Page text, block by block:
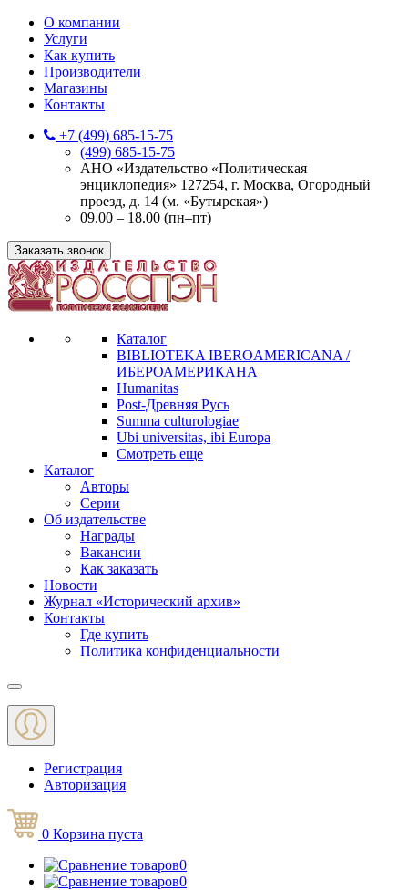
О компании
Услуги
Как купить
Производители
Магазины
Контакты
+7 (499) 685-15-75
(499) 685-15-75
АНО «Издательство «Политическая
энциклопедия» 127254, г. Москва, Огородный
проезд, д. 14 (м. «Бутырская»)
09.00 – 18.00 (пн–пт)
Заказать звонок
Каталог
BIBLIOTEKA IBEROAMERICANA /
ИБЕРОАМЕРИКАНА
Humanitas
Post-Древняя Русь
Summa culturologiae
Ubi universitas, ibi Europa
Смотреть еще
Каталог
Авторы
Серии
Об издательстве
Награды
Вакансии
Как заказать
Новости
Журнал «Исторический архив»‎
Контакты
Где купить
Политика конфиденциальности
Меню
Регистрация
Авторизация
0 Корзина пуста
0
0